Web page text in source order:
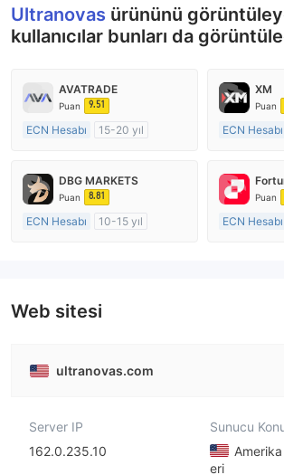
Ultranovas ürününü
kullanıcılar bunları da
AVATRADE
Puan 9.51
ECN Hesabı
15-20 yıl
Pazar Yapıcılık (MM)
MT4 Tam Lisans
XM
Puan
ECN Hesabı
Pazar
MT4 Tam
DBG MARKETS
Puan 8.81
ECN Hesabı
10-15 yıl
Puan
ECN Hesabı
Web sitesi
ultranovas.com
Server IP
162.0.235.10
Sunucu
eri